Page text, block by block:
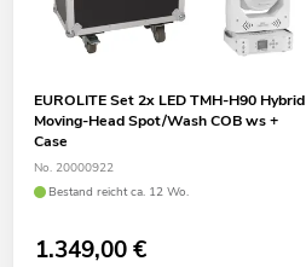
EUROLITE Set 2x LED TMH-H90 Hybrid
Moving-Head Spot/Wash COB ws +
Case
No. 20000922
Bestand reicht ca. 12 Wo.
1.349,00€